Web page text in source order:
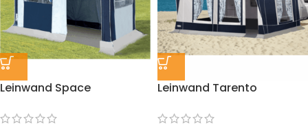
Leinwand Space Leinwand Tarento